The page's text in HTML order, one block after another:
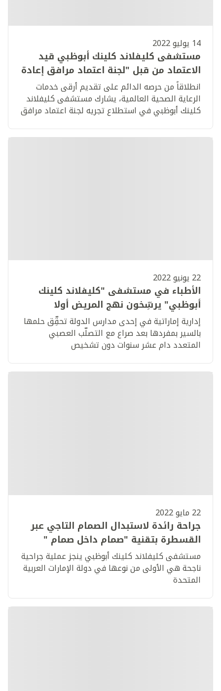
14 يوليو 2022
مستشفى كليفلاند كلينك أبوظبي قيد
الاعتماد من قبل "لجنة اعتماد مرافق إعادة
التأهيل" في أغسطس
انطلاقاً من حرصه الدائم على تقديم أرقى خدمات
الرعاية الصحية العالمية، يشارك مستشفى كليفلاند
كلينك أبوظبي في استطلاع تجريه لجنة اعتماد مرافق
لمنحه الاعتماد.
22 يونيو 2022
الأطباء في مستشفى "كليفلاند كلينك
أبوظبي" يرسِّخون نهج المريض أولا
إدارية إماراتية في إحدى مدارس الدولة تحقِّق حلمها
بالسير بمفردها بعد صراع مع التصلّب العصبي
المتعدد دام عشر سنوات دون تشخيص
22 مايو 2022
جراحة رائدة لاستبدال الصمام التاجي عبر
القسطرة بتقنية "صمام داخل صمام "
مستشفى كليفلاند كلينك أبوظبي ينجز عملية جراحية
ناجحة هي الأولى من نوعها في دولة الإمارات العربية
المتحدة